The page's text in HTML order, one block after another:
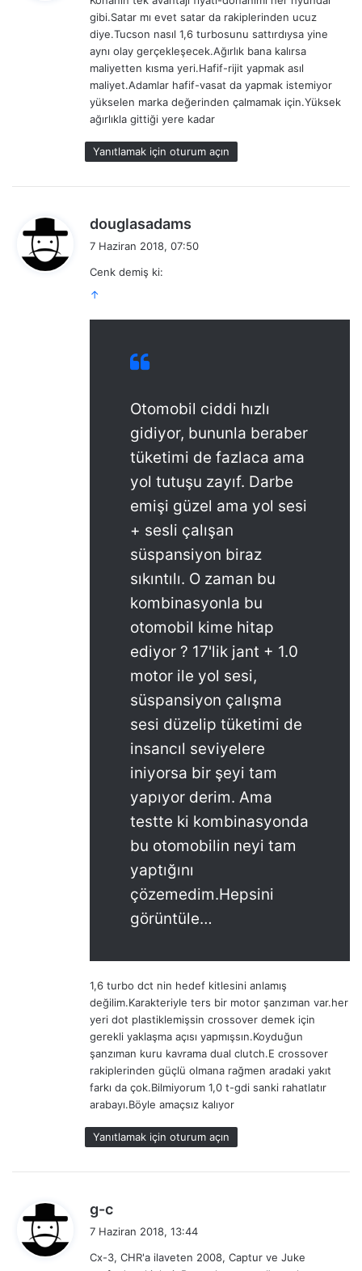
k
i
gibi.Satar mı evet satar da rakiplerinden ucuz
diye.Tucson nasıl 1,6 turbosunu sattırdıysa yine
aynı olay gerçekleşecek.Ağırlık bana kalırsa
maliyetten kısma yeri.Hafif-rijit yapmak asıl
maliyet.Adamlar hafif-vasat da yapmak istemiyor
yükselen marka değerinden çalmamak için.Yüksek
ağırlıkla gittiği yere kadar
Yanıtlamak için oturum açın
douglasadams
7 Haziran 2018, 07:50
Cenk demiş ki:
↑
Otomobil ciddi hızlı
gidiyor, bununla beraber
tüketimi de fazlaca ama
yol tutuşu zayıf. Darbe
emişi güzel ama yol sesi
+ sesli çalışan
süspansiyon biraz
sıkıntılı. O zaman bu
kombinasyonla bu
otomobil kime hitap
ediyor ? 17'lik jant + 1.0
motor ile yol sesi,
süspansiyon çalışma
sesi düzelip tüketimi de
insancıl seviyelere
iniyorsa bir şeyi tam
yapıyor derim. Ama
testte ki kombinasyonda
bu otomobilin neyi tam
yaptığını
çözemedim.Hepsini
görüntüle…
1,6 turbo dct nin hedef kitlesini anlamış
değilim.Karakteriyle ters bir motor şanzıman var.her
yeri dot plastiklemişsin crossover demek için
gerekli yaklaşma açısı yapmışsın.Koyduğun
şanzıman kuru kavrama dual clutch.E crossover
rakiplerinden güçlü olmana rağmen aradaki yakıt
farkı da çok.Bilmiyorum 1,0 t-gdi sanki rahatlatır
arabayı.Böyle amaçsız kalıyor
Yanıtlamak için oturum açın
g-c
i
7 Haziran 2018, 13:44
Cx-3, CHR'a ilaveten 2008, Captur ve Juke